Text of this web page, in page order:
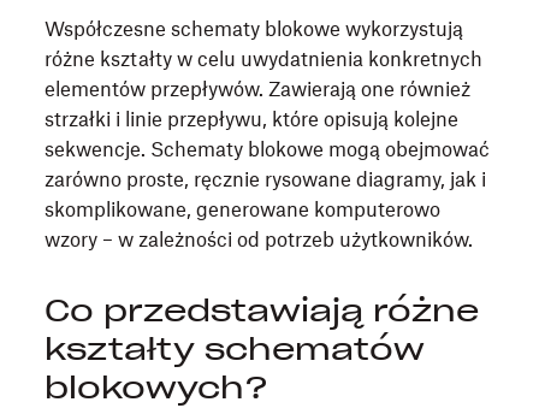
Współczesne schematy blokowe wykorzystują
różne kształty w celu uwydatnienia konkretnych
elementów przepływów. Zawierają one również
strzałki i linie przepływu, które opisują kolejne
sekwencje. Schematy blokowe mogą obejmować
zarówno proste, ręcznie rysowane diagramy, jak i
skomplikowane, generowane komputerowo
wzory – w zależności od potrzeb użytkowników.
Co przedstawiają różne
kształty schematów
blokowych?